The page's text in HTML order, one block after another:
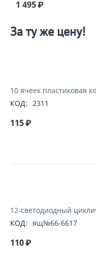
1 495₽
За ту же цену!
10 ячеек пластиковая
КОД: 2311
115₽
12-светодиодный
КОД: ящ№66-6617
110₽